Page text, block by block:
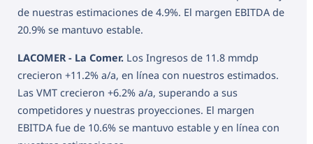
de nuestras estimaciones de 4.9%. El margen EBITDA de
20.9% se mantuvo estable.
LACOMER - La Comer. Los Ingresos de 11.8 mmdp
crecieron +11.2% a/a, en línea con nuestros estimados.
Las VMT crecieron +6.2% a/a, superando a sus
competidores y nuestras proyecciones. El margen
EBITDA fue de 10.6% se mantuvo estable y en línea con